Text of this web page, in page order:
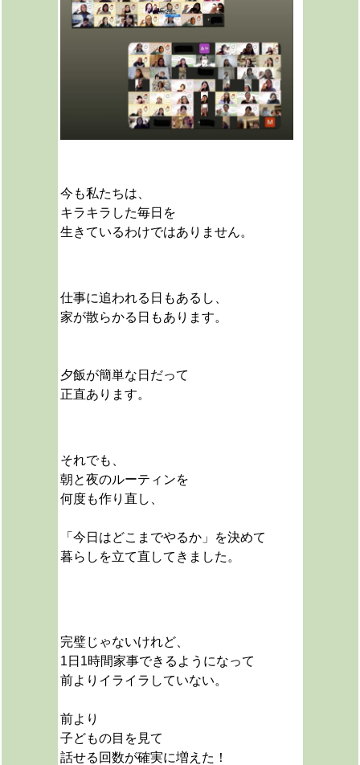
今も私たちは、
キラキラした毎日を
生きているわけではありません。
仕事に追われる日もあるし、
家が散らかる日もあります。
夕飯が簡単な日だって
正直あります。
それでも、
朝と夜のルーティンを
何度も作り直し、
「今日はどこまでやるか」を決めて
暮らしを立て直してきました。
完璧じゃないけれど、
1日1時間家事できるようになって
前よりイライラしていない。
前より
子どもの目を見て
話せる回数が確実に増えた！